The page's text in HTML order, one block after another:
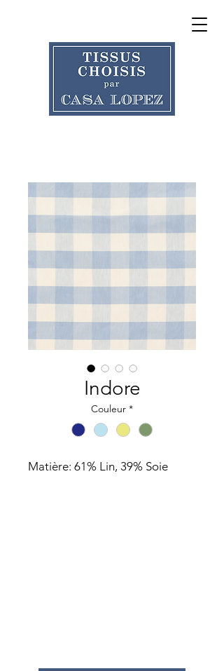
Indore
Couleur *
Matière: 61% Lin, 39% Soie